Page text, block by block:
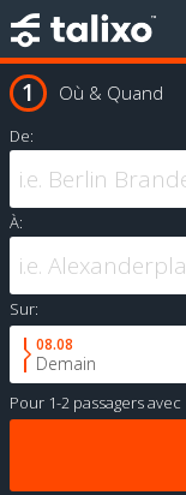
Où & Quand
De:
À:
Sur:
08.08
Demain
Pour 1-2 passagersavec